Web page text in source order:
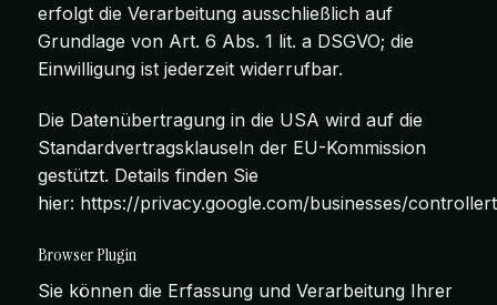
erfolgt die Verarbeitung ausschließlich auf
Grundlage von Art. 6 Abs. 1 lit. a DSGVO; die
Einwilligung ist jederzeit widerrufbar.
Die Datenübertragung in die USA wird auf die
Standardvertragsklauseln der EU-Kommission
gestützt. Details finden Sie
hier: https://privacy.google.com/businesses/
Browser Plugin
Sie können die Erfassung und Verarbeitung Ihrer